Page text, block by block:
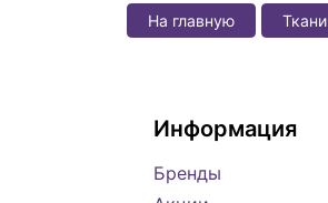
На главную Ткани
Информация
Бренды